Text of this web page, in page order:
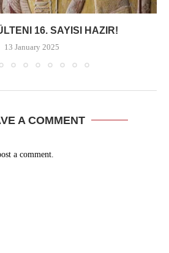
16. SAYISI HAZIR!
13 January 2025
A COMMENT
a comment.